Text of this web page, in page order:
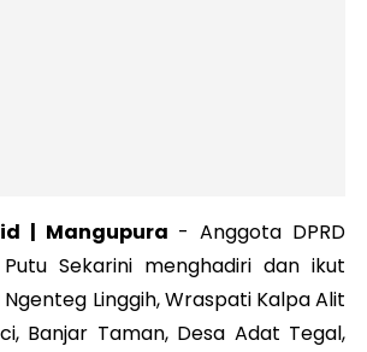
| Mangupura -Anggota DPRD
Sekarini menghadiri dan ikut
Linggih, Wraspati Kalpa Alit
Banjar Taman, Desa Adat Tegal,